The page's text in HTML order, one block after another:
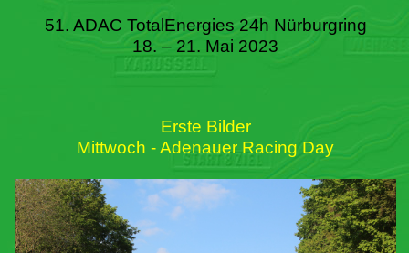
51. ADAC TotalEnergies 24h Nürburgring
18. – 21. Mai 2023
Erste Bilder
Mittwoch - Adenauer Racing Day